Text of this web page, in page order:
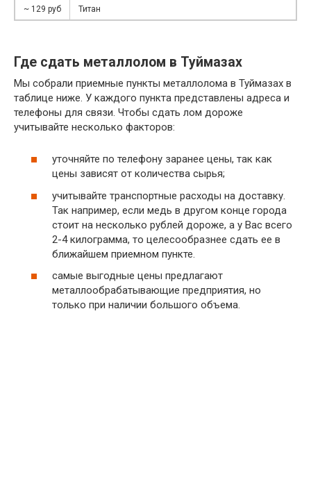
~ 129 руб Титан
Где сдать металлолом в Туймазах
Мы собрали приемные пункты металлолома в Туймазах в
таблице ниже. У каждого пункта представлены адреса и
телефоны для связи. Чтобы сдать лом дороже
учитывайте несколько факторов:
уточняйте по телефону заранее цены, так как
цены зависят от количества сырья;
учитывайте транспортные расходы на доставку.
Так например, если медь в другом конце города
стоит на несколько рублей дороже, а у Вас всего
2-4 килограмма, то целесообразнее сдать ее в
ближайшем приемном пункте.
самые выгодные цены предлагают
металлообрабатывающие предприятия, но
только при наличии большого объема.